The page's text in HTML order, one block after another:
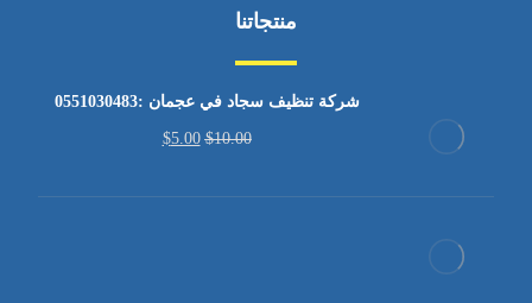
منتجاتنا
شركة تنظيف سجاد في عجمان :0551030483
$10.00
$5.00